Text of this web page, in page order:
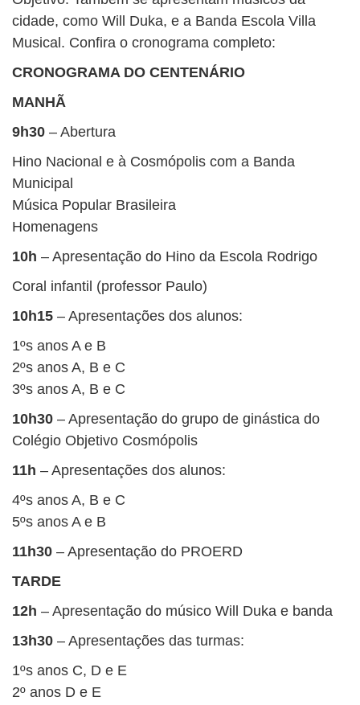
cidade, como Will Duka, e a Banda Escola Villa
Musical. Confira o cronograma completo:
CRONOGRAMA DO CENTENÁRIO
MANHÃ
9h30 – Abertura
Hino Nacional e à Cosmópolis com a Banda
Municipal
Música Popular Brasileira
Homenagens
10h – Apresentação do Hino da Escola Rodrigo
Coral infantil (professor Paulo)
10h15 – Apresentações dos alunos:
1ºs anos A e B
2ºs anos A, B e C
3ºs anos A, B e C
10h30 – Apresentação do grupo de ginástica do
Colégio Objetivo Cosmópolis
11h – Apresentações dos alunos:
4ºs anos A, B e C
5ºs anos A e B
11h30 – Apresentação do PROERD
TARDE
12h – Apresentação do músico Will Duka e banda
13h30 – Apresentações das turmas:
1ºs anos C, D e E
2º anos D e E